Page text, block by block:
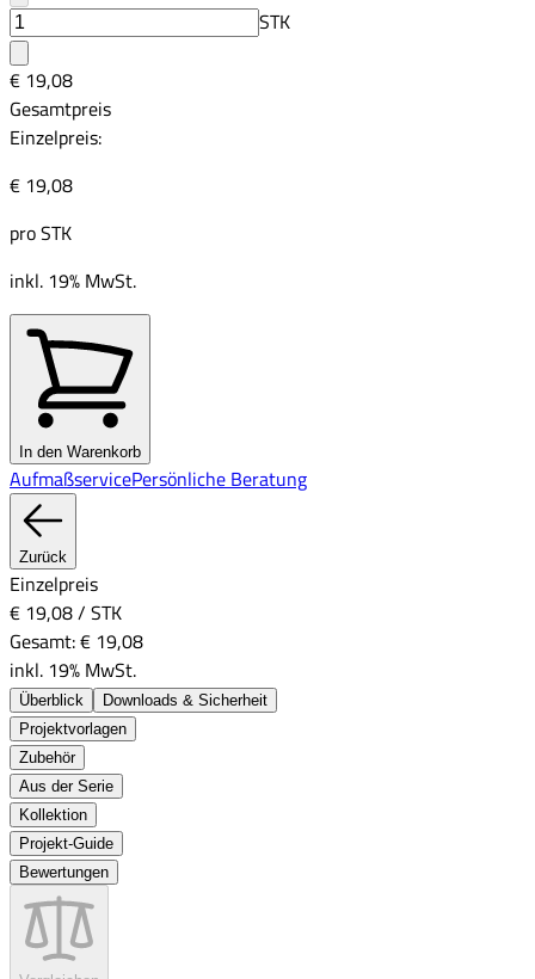
STK
€ 19,08
Gesamtpreis
Einzelpreis:
€ 19,08
proSTK
inkl. 19% MwSt.
In den Warenkorb
AufmaßservicePersönliche Beratung
Zurück
Einzelpreis
€ 19,08/ STK
Gesamt:€ 19,08
inkl. 19% MwSt.
Überblick
Downloads & Sicherheit
Projektvorlagen
Zubehör
Aus der Serie
Kollektion
Projekt-Guide
Bewertungen